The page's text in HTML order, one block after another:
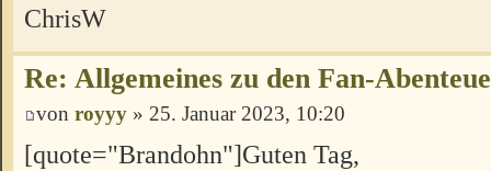
ChrisW
Re: Allgemeines zu den Fan-
von royyy » 25. Januar 2023, 10:20
[quote="Brandohn"]Guten Tag,